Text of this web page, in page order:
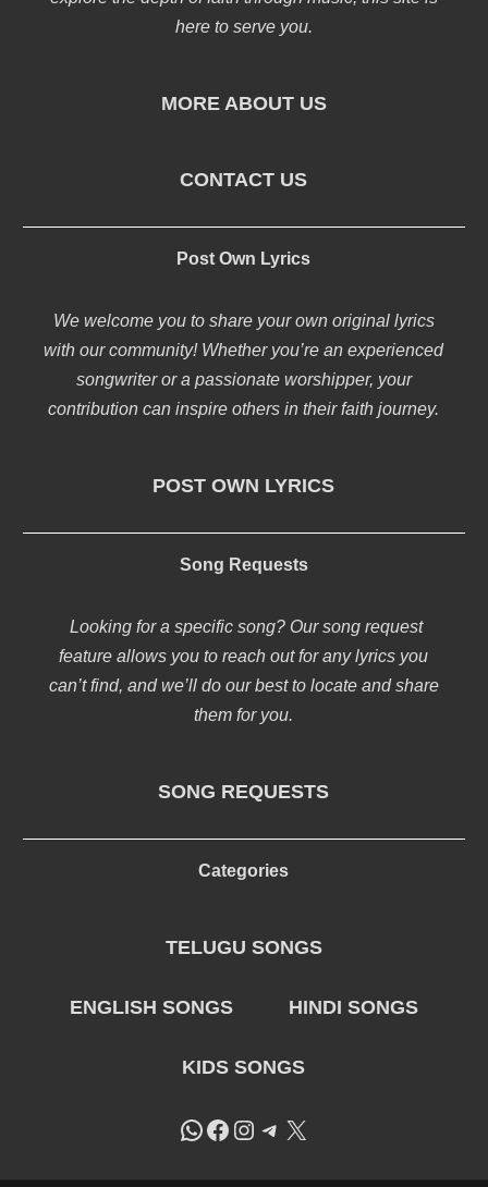
here to serve you.
MORE ABOUT US
CONTACT US
Post Own Lyrics
We welcome you to share your own original lyrics
with our community! Whether you’re an experienced
songwriter or a passionate worshipper, your
contribution can inspire others in their faith journey.
POST OWN LYRICS
Song Requests
Looking for a specific song? Our song request
feature allows you to reach out for any lyrics you
can’t find, and we’ll do our best to locate and share
them for you.
SONG REQUESTS
Categories
TELUGU SONGS
ENGLISH SONGS HINDI SONGS
KIDS SONGS
WhatsApp
Facebook
Instagram
Telegram
X